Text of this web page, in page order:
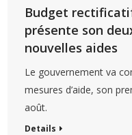
Budget
présente son
nouvelles aides
Le gouvernement va
mesures d’aide, son
août.
Details